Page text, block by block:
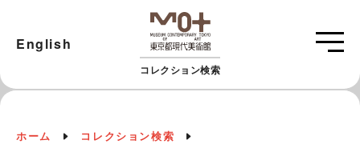
コレクション検索
English
ホーム コレクション検索